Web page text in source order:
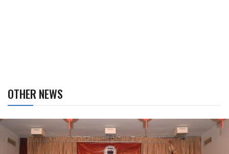
OTHER NEWS